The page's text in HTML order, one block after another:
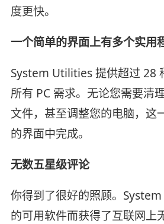
度更快。
一个简单的界面上有多个实用
System Utilities 提供超过 28
所有 PC 需求。无论您需要清
文件，甚至调整您的电脑，这
的界面中完成。
无数五星级评论
你得到了很好的照顾。
的可用软件而获得了互联网上